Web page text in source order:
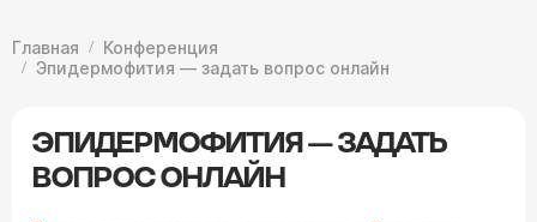
Главная
Конференция
Эпидермофития — задать вопрос онлайн
ЭПИДЕРМОФИТИЯ — ЗАДАТЬ
ВОПРОС ОНЛАЙН